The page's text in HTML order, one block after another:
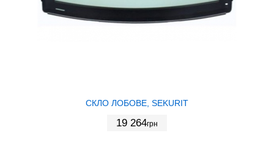
СКЛО ЛОБОВЕ, SEKURIT
19 264грн